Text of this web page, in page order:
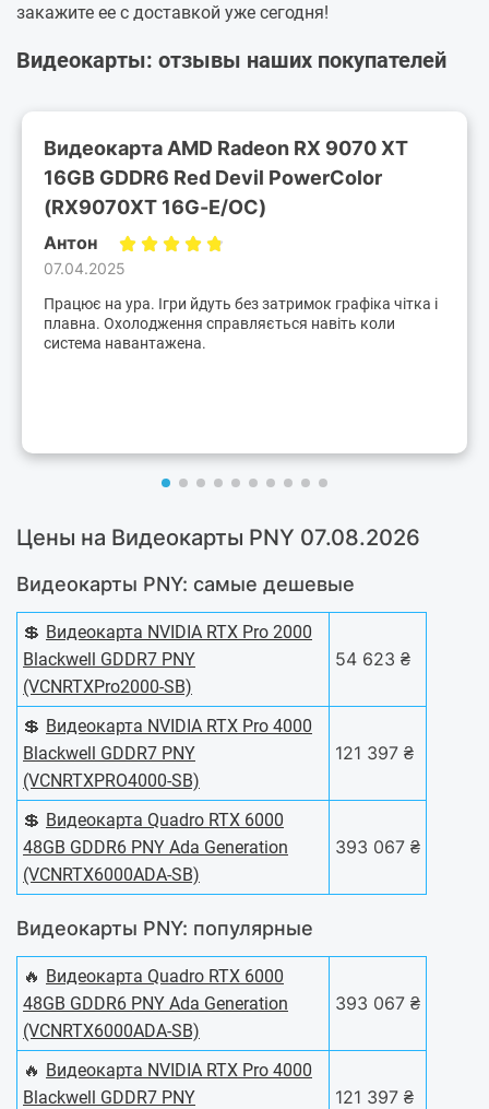
закажите ее с доставкой уже сегодня!
Видеокарты: отзывы наших покупателей
Видеокарта AMD Radeon RX 9070 XT
16GB GDDR6 Red Devil PowerColor
(RX9070XT 16G-E/OC)
Антон
07.04.2025
Працює на ура. Ігри йдуть без затримок графіка чітка і
плавна. Охолодження справляється навіть коли
система навантажена.
Цены на Видеокарты PNY 07.08.2026
Видеокарты PNY: самые дешевые
💲 Видеокарта NVIDIA RTX Pro 2000
Blackwell GDDR7 PNY
(VCNRTXPro2000-SB)
54 623 ₴
💲 Видеокарта NVIDIA RTX Pro 4000
Blackwell GDDR7 PNY
(VCNRTXPRO4000-SB)
121 397 ₴
💲 Видеокарта Quadro RTX 6000
48GB GDDR6 PNY Ada Generation
(VCNRTX6000ADA-SB)
393 067 ₴
Видеокарты PNY: популярные
🔥 Видеокарта Quadro RTX 6000
48GB GDDR6 PNY Ada Generation
(VCNRTX6000ADA-SB)
393 067 ₴
🔥 Видеокарта NVIDIA RTX Pro 4000
Blackwell GDDR7 PNY
121 397 ₴